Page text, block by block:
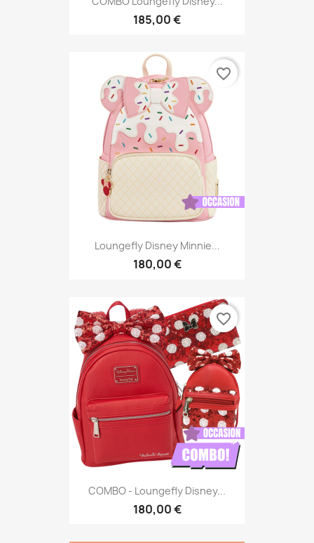
185,00 €
Loungefly Disney Minnie...
180,00 €
favorite_border
COMBO - Loungefly Disney...
180,00 €
favorite_border